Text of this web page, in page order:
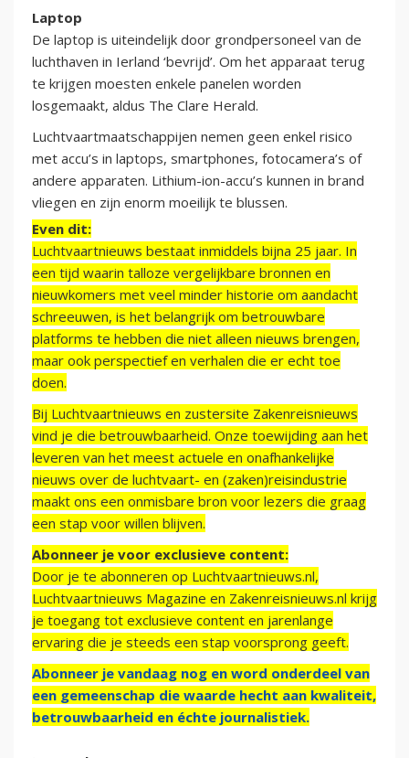
Laptop
De laptop is uiteindelijk door grondpersoneel van de
luchthaven in Ierland ‘bevrijd’. Om het apparaat terug
te krijgen moesten enkele panelen worden
losgemaakt, aldus The Clare Herald.
Luchtvaartmaatschappijen nemen geen enkel risico
met accu’s in laptops, smartphones, fotocamera’s of
andere apparaten. Lithium-ion-accu’s kunnen in brand
vliegen en zijn enorm moeilijk te blussen.
Even dit:
Luchtvaartnieuws bestaat inmiddels bijna 25 jaar. In
een tijd waarin talloze vergelijkbare bronnen en
nieuwkomers met veel minder historie om aandacht
schreeuwen, is het belangrijk om betrouwbare
platforms te hebben die niet alleen nieuws brengen,
maar ook perspectief en verhalen die er echt toe
doen.
Bij Luchtvaartnieuws en zustersite Zakenreisnieuws
vind je die betrouwbaarheid. Onze toewijding aan het
leveren van het meest actuele en onafhankelijke
nieuws over de luchtvaart- en (zaken)reisindustrie
maakt ons een onmisbare bron voor lezers die graag
een stap voor willen blijven.
Abonneer je voor exclusieve content:
Door je te abonneren op Luchtvaartnieuws.nl,
Luchtvaartnieuws Magazine en Zakenreisnieuws.nl krijg
je toegang tot exclusieve content en jarenlange
ervaring die je steeds een stap voorsprong geeft.
Abonneer je vandaag nog en word onderdeel van
een gemeenschap die waarde hecht aan kwaliteit,
betrouwbaarheid en échte journalistiek.